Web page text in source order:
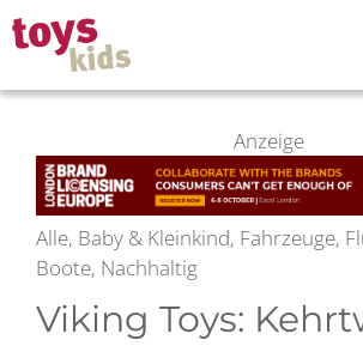
Zum
Inhalt
springen
Anzeige
Alle, Baby & Kleinkind, Fahrzeuge,
Boote, Nachhaltig
Viking Toys: